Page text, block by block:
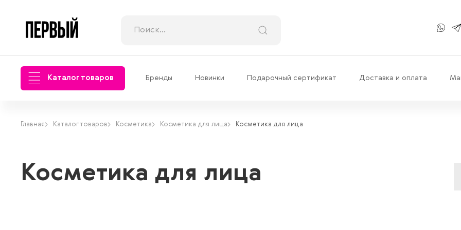
Каталог товаров Бренды Новинки Подарочный сертификат Доставка и оплата
Главная Каталог товаров Косметика Косметика для лица Косметика для лица
Косметика для лица